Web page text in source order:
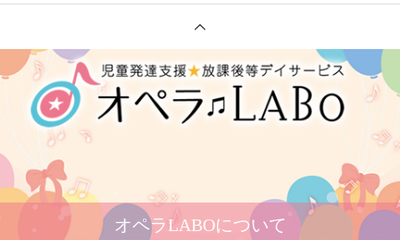
オペラLABOについて